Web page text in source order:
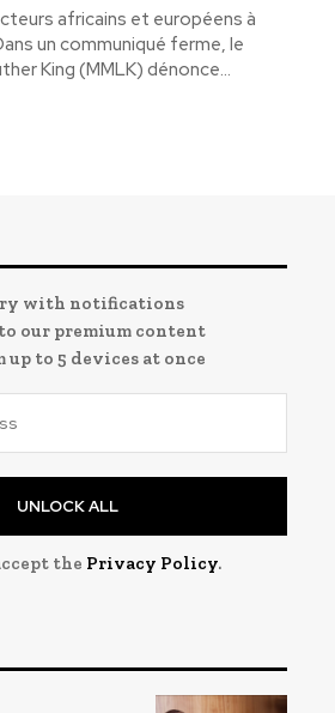
africains et européens à
un communiqué ferme, le
King (MMLK) dénonce...
with notifications
our premium content
up to 5 devices at once
UNLOCK ALL
the Privacy Policy.